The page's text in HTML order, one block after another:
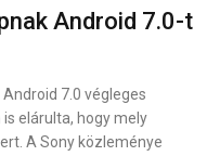
Android 7.0-t
7.0 végleges
elárulta, hogy mely
A Sony közleménye